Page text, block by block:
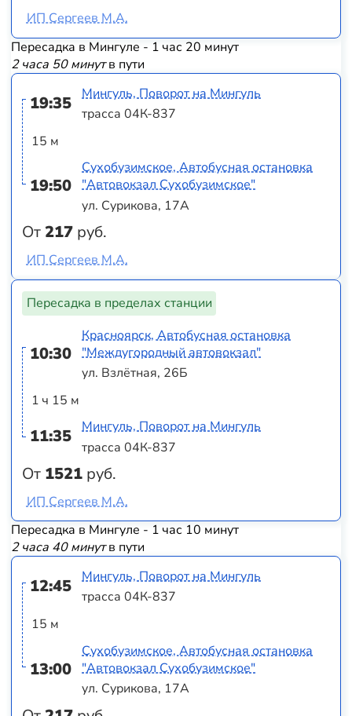
ИП Сергеев М.А.
Пересадка в Мингуле - 1 час 20 минут
2 часа 50 минутв пути
19:35
15 м
19:50
От217 руб.
Мингуль, Поворот на Мингуль
трасса 04К-837
Сухобузимское, Автобусная остановка
"Автовокзал Сухобузимское"
ул. Сурикова, 17А
ИП Сергеев М.А.
Пересадка в пределах станции
10:30
1 ч 15 м
11:35
От 1521 руб.
Красноярск, Автобусная остановка
"Междугородный автовокзал"
ул. Взлётная, 26Б
Мингуль, Поворот на Мингуль
трасса 04К-837
ИП Сергеев М.А.
Пересадка в Мингуле - 1 час 10 минут
2 часа 40 минутв пути
12:45
15 м
13:00
Мингуль, Поворот на Мингуль
трасса 04К-837
Сухобузимское, Автобусная остановка
"Автовокзал Сухобузимское"
ул. Сурикова, 17А